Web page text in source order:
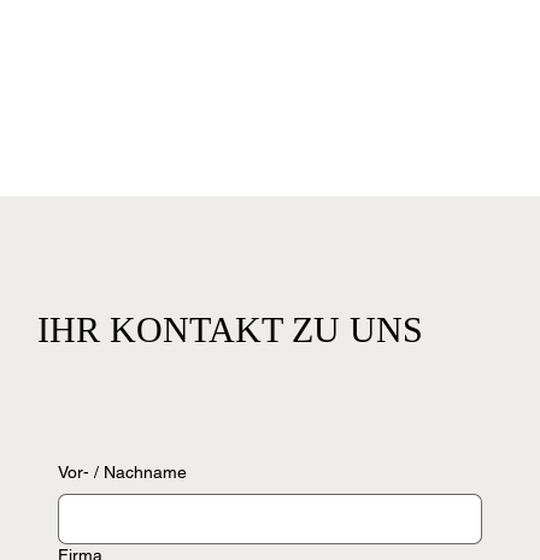
Vor- / Nachname
Firma
IHR KONTAKT ZU UNS